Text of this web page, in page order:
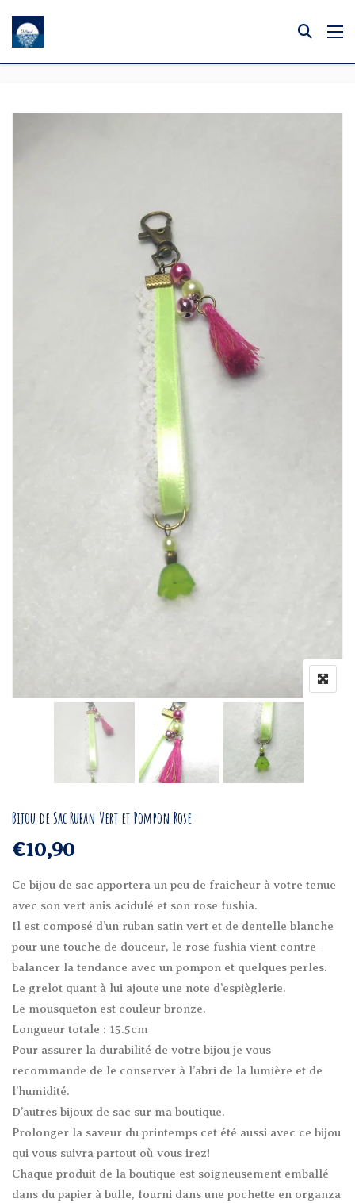
Bijou de Sac Ruban Vert et Pompon Rose
€10,90
Ce bijou de sac apportera un peu de fraicheur à votre tenue
avec son vert anis acidulé et son rose fushia.
Il est composé d’un ruban satin vert et de dentelle blanche
pour une touche de douceur, le rose fushia vient contre-
balancer la tendance avec un pompon et quelques perles.
Le grelot quant à lui ajoute une note d’espièglerie.
Le mousqueton est couleur bronze.
Longueur totale : 15.5cm
Pour assurer la durabilité de votre bijou je vous
recommande de le conserver à l’abri de la lumière et de
l’humidité.
D’autres bijoux de sac sur ma boutique.
Prolonger la saveur du printemps cet été aussi avec ce bijou
qui vous suivra partout où vous irez!
Chaque produit de la boutique est soigneusement emballé
dans du papier à bulle, fourni dans une pochette en organza